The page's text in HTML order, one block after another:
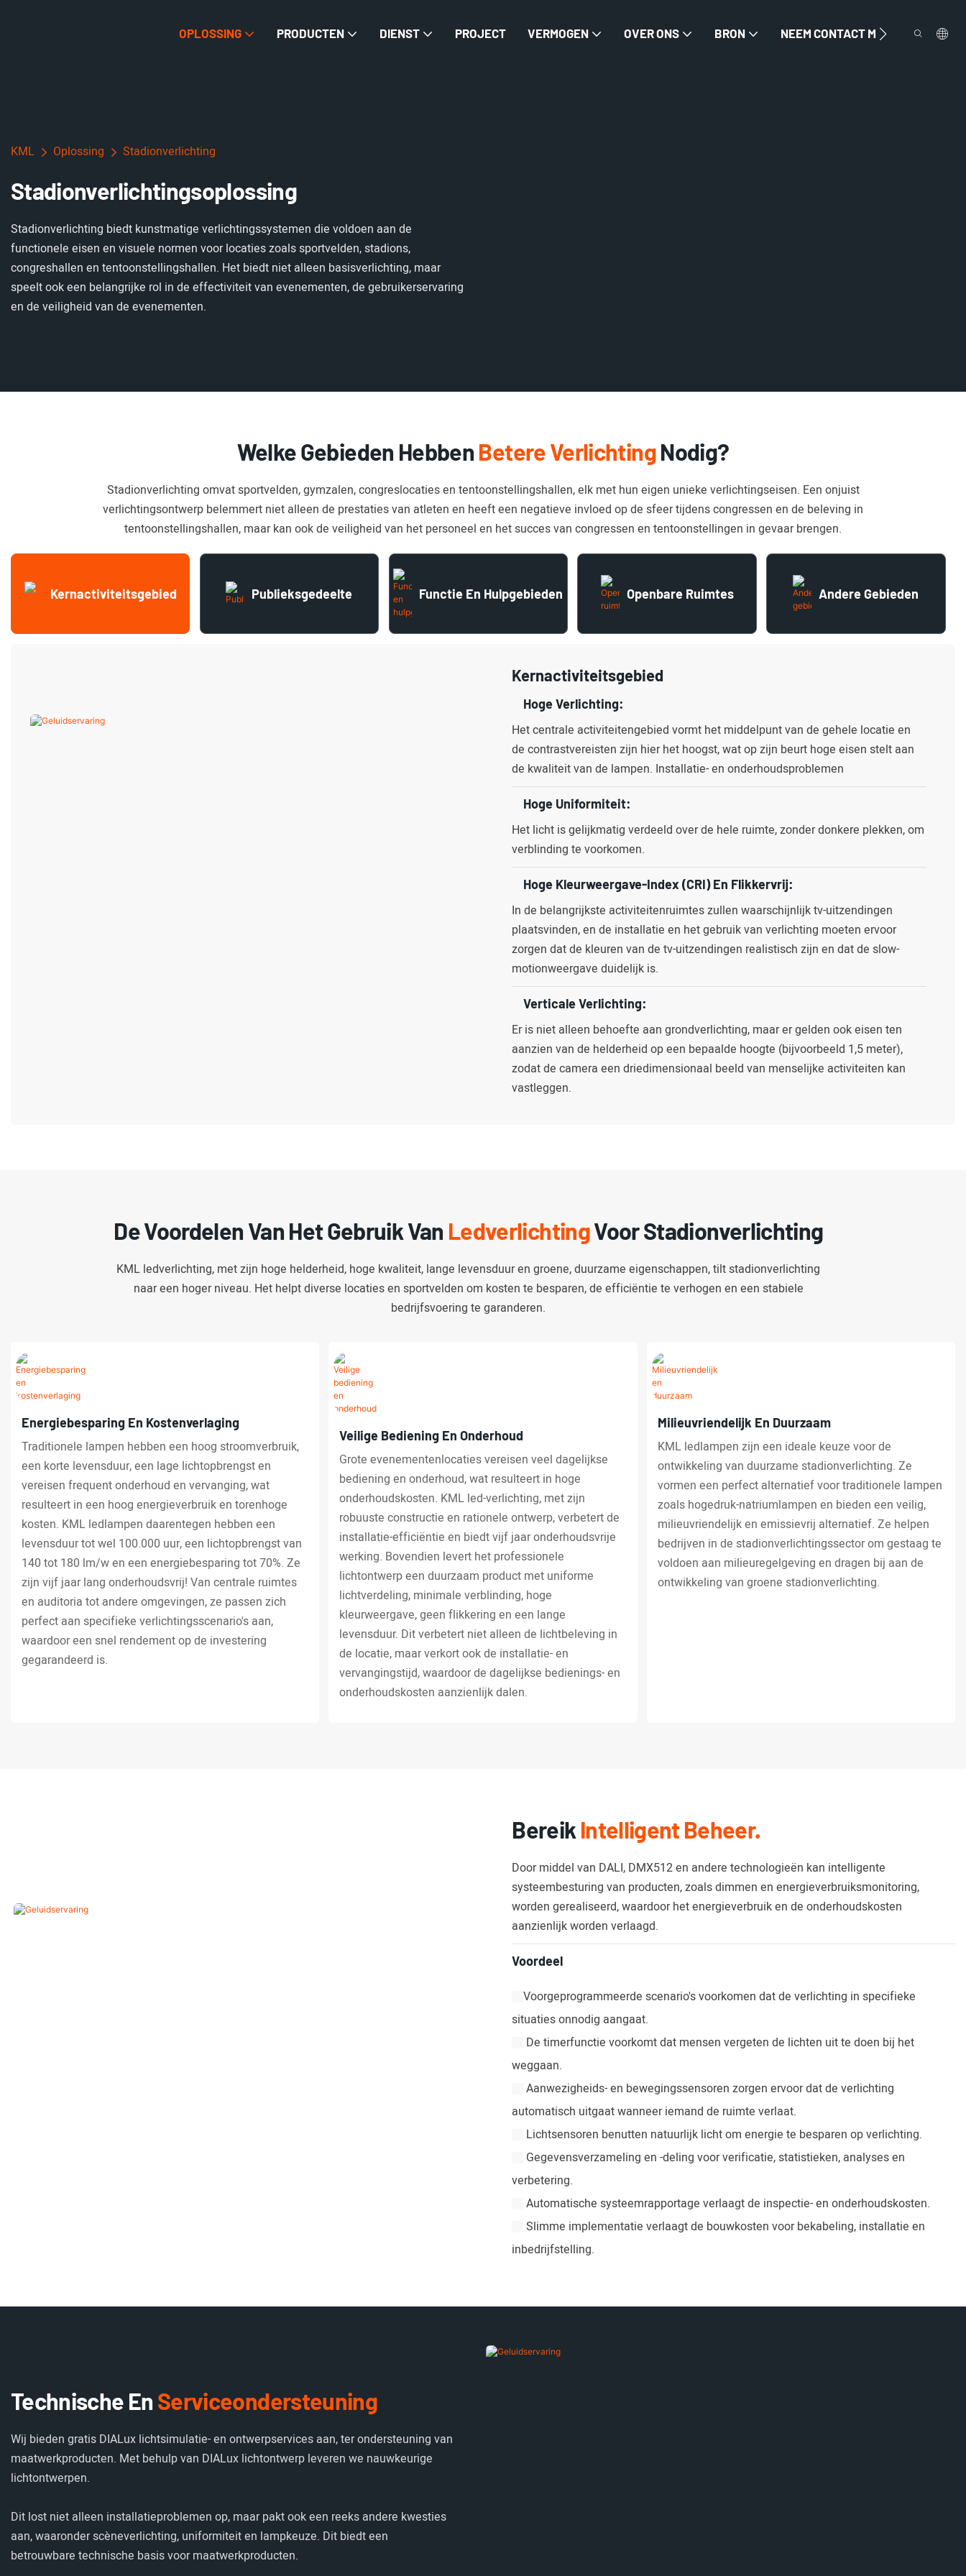
OPLOSSING PRODUCTEN DIENST PROJECT VERMOGEN OVER ONS BRON NEEM CONTACT MET ONS OP
KML Oplossing Stadionverlichting
Stadionverlichtingsoplossing
Stadionverlichting biedt kunstmatige verlichtingssystemen die voldoen aan de
functionele eisen en visuele normen voor locaties zoals sportvelden, stadions,
congreshallen en tentoonstellingshallen. Het biedt niet alleen basisverlichting, maar
speelt ook een belangrijke rol in de effectiviteit van evenementen, de gebruikerservaring
en de veiligheid van de evenementen.
Welke Gebieden Hebben Betere VerlichtingNodig?
Stadionverlichting omvat sportvelden, gymzalen, congreslocaties en tentoonstellingshallen, elk met hun eigen unieke verlichtingseisen. Een onjuist
verlichtingsontwerp belemmert niet alleen de prestaties van atleten en heeft een negatieve invloed op de sfeer tijdens congressen en de beleving in
tentoonstellingshallen, maar kan ook de veiligheid van het personeel en het succes van congressen en tentoonstellingen in gevaar brengen.
Kernactiviteitsgebied Publieksgedeelte Functie En Hulpgebieden Openbare Ruimtes Andere Gebieden
Kernactiviteitsgebied
Hoge Verlichting:
Het centrale activiteitengebied vormt het middelpunt van de gehele locatie en
de contrastvereisten zijn hier het hoogst, wat op zijn beurt hoge eisen stelt aan
de kwaliteit van de lampen. Installatie- en onderhoudsproblemen
Hoge Uniformiteit:
Het licht is gelijkmatig verdeeld over de hele ruimte, zonder donkere plekken, om
verblinding te voorkomen.
Hoge Kleurweergave-Index (CRI) En Flikkervrij:
In de belangrijkste activiteitenruimtes zullen waarschijnlijk tv-uitzendingen
plaatsvinden, en de installatie en het gebruik van verlichting moeten ervoor
zorgen dat de kleuren van de tv-uitzendingen realistisch zijn en dat de slow-
motionweergave duidelijk is.
Verticale Verlichting:
Er is niet alleen behoefte aan grondverlichting, maar er gelden ook eisen ten
aanzien van de helderheid op een bepaalde hoogte (bijvoorbeeld 1,5 meter),
zodat de camera een driedimensionaal beeld van menselijke activiteiten kan
vastleggen.
De Voordelen Van Het Gebruik Van LedverlichtingVoor Stadionverlichting
KML ledverlichting, met zijn hoge helderheid, hoge kwaliteit, lange levensduur en groene, duurzame eigenschappen, tilt stadionverlichting
naar een hoger niveau. Het helpt diverse locaties en sportvelden om kosten te besparen, de efficiëntie te verhogen en een stabiele
bedrijfsvoering te garanderen.
Energiebesparing En Kostenverlaging
Traditionele lampen hebben een hoog stroomverbruik,
een korte levensduur, een lage lichtopbrengst en
vereisen frequent onderhoud en vervanging, wat
resulteert in een hoog energieverbruik en torenhoge
kosten. KML ledlampen daarentegen hebben een
levensduur tot wel 100.000 uur, een lichtopbrengst van
140 tot 180 lm/w en een energiebesparing tot 70%. Ze
zijn vijf jaar lang onderhoudsvrij! Van centrale ruimtes
en auditoria tot andere omgevingen, ze passen zich
perfect aan specifieke verlichtingsscenario's aan,
waardoor een snel rendement op de investering
gegarandeerd is.
Veilige Bediening En Onderhoud
Grote evenementenlocaties vereisen veel dagelijkse
bediening en onderhoud, wat resulteert in hoge
onderhoudskosten. KML led-verlichting, met zijn
robuuste constructie en rationele ontwerp, verbetert de
installatie-efficiëntie en biedt vijf jaar onderhoudsvrije
werking. Bovendien levert het professionele
lichtontwerp een duurzaam product met uniforme
lichtverdeling, minimale verblinding, hoge
kleurweergave, geen flikkering en een lange
levensduur. Dit verbetert niet alleen de lichtbeleving in
de locatie, maar verkort ook de installatie- en
vervangingstijd, waardoor de dagelijkse bedienings- en
onderhoudskosten aanzienlijk dalen.
Milieuvriendelijk En Duurzaam
KML ledlampen zijn een ideale keuze voor de
ontwikkeling van duurzame stadionverlichting. Ze
vormen een perfect alternatief voor traditionele lampen
zoals hogedruk-natriumlampen en bieden een veilig,
milieuvriendelijk en emissievrij alternatief. Ze helpen
bedrijven in de stadionverlichtingssector om gestaag te
voldoen aan milieuregelgeving en dragen bij aan de
ontwikkeling van groene stadionverlichting.
Bereik Intelligent Beheer.
Door middel van DALI, DMX512 en andere technologieën kan intelligente
systeembesturing van producten, zoals dimmen en energieverbruiksmonitoring,
worden gerealiseerd, waardoor het energieverbruik en de onderhoudskosten
aanzienlijk worden verlaagd.
Voordeel
Voorgeprogrammeerde scenario's voorkomen dat de verlichting in specifieke
situaties onnodig aangaat.
De timerfunctie voorkomt dat mensen vergeten de lichten uit te doen bij het
weggaan.
Aanwezigheids- en bewegingssensoren zorgen ervoor dat de verlichting
automatisch uitgaat wanneer iemand de ruimte verlaat.
Lichtsensoren benutten natuurlijk licht om energie te besparen op verlichting.
Gegevensverzameling en -deling voor verificatie, statistieken, analyses en
verbetering.
Automatische systeemrapportage verlaagt de inspectie- en onderhoudskosten.
Slimme implementatie verlaagt de bouwkosten voor bekabeling, installatie en
inbedrijfstelling.
Technische En Serviceondersteuning
Wij bieden gratis DIALux lichtsimulatie- en ontwerpservices aan, ter ondersteuning van
maatwerkproducten. Met behulp van DIALux lichtontwerp leveren we nauwkeurige
lichtontwerpen.
Dit lost niet alleen installatieproblemen op, maar pakt ook een reeks andere kwesties
aan, waaronder scèneverlichting, uniformiteit en lampkeuze. Dit biedt een
betrouwbare technische basis voor maatwerkproducten.